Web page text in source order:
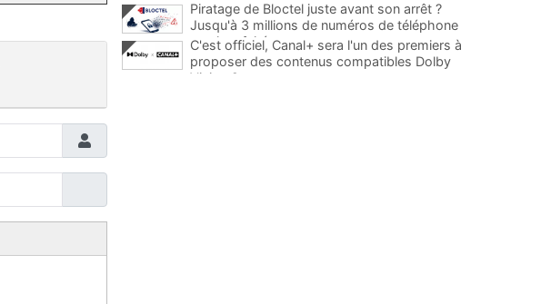
Piratage de Bloctel juste avant son arrêt ?
Jusqu'à 3 millions de numéros de téléphone
auraient fuité
C'est officiel, Canal+ sera l'un des premiers à
proposer des contenus compatibles Dolby
Vision 2